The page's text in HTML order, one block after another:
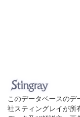
このデータベースのデ
社スティングレイが所